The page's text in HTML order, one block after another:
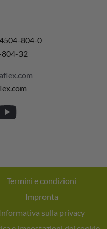
804-0
804-32
Termini e condizioni
Impronta
sulla privacy